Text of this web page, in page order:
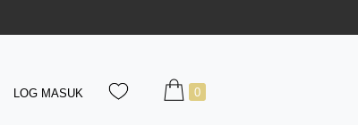
LOG MASUK 0